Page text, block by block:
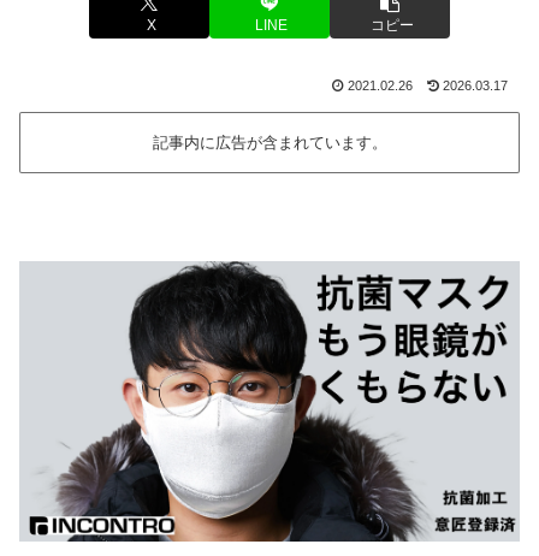
X LINE コピー
2021.02.26 2026.03.17
記事内に広告が含まれています。